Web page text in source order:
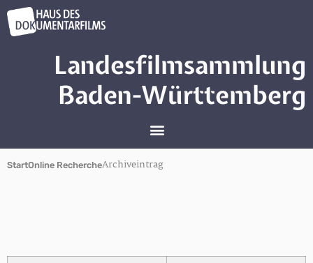
Landesfilmsammlung
Baden-Württemberg
StartOnline RechercheArchiveintrag